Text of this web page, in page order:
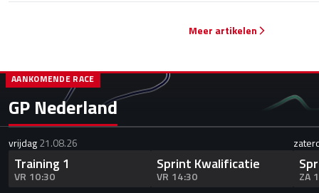
Meer artikelen
GP Nederland
AANKOMENDE RACE
vrijdag21.08.26
Training 1
VR 10:30
Sprint Kwalificatie
VR 14:30 ZA